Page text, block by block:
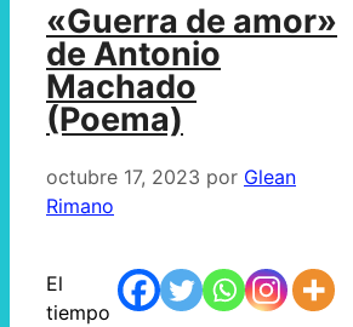
«Guerra de amor»
de Antonio
Machado
(Poema)
octubre 17, 2023 por Glean
Rimano
El
tiempo